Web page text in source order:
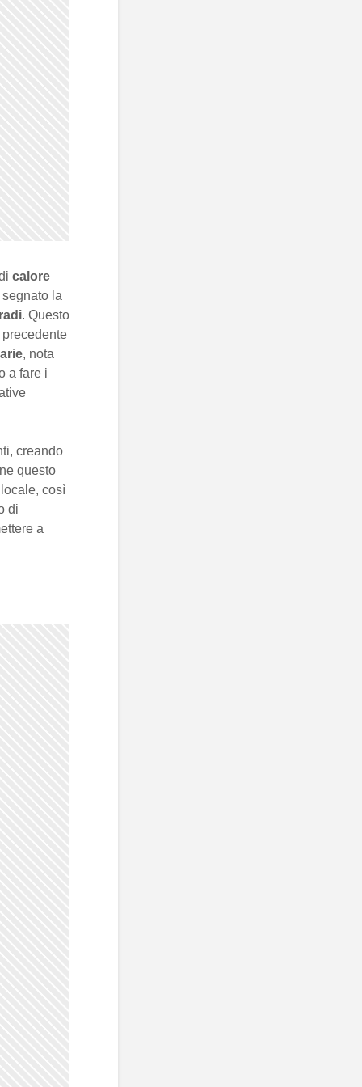
calore
la
. Questo
, nota
a fare i
creando
questo
così
di
a